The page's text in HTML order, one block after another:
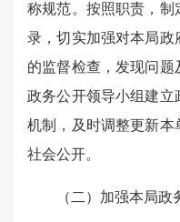
称规范。按照职责，制
录，切实加强对本局
的监督检查，发现问题
政务公开领导小组建立
机制，及时调整更新本
社会公开。
（二）加强本局政